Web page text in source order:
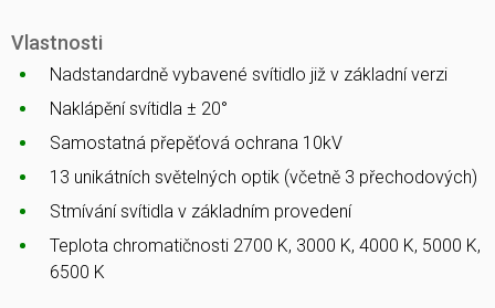
Vlastnosti
Nadstandardně vybavené svítidlo již v základní verzi
Naklápění svítidla ± 20°
Samostatná přepěťová ochrana 10kV
13 unikátních světelných optik (včetně 3 přechodových)
Stmívání svítidla v základním provedení
Teplota chromatičnosti 2700 K, 3000 K, 4000 K, 5000 K,
6500 K